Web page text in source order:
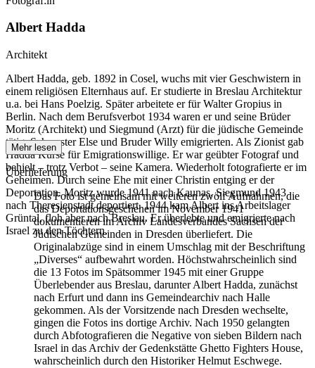
Albert Hadda
Architekt
Albert Hadda, geb. 1892 in Cosel, wuchs mit vier Geschwistern in
einem religiösen Elternhaus auf. Er studierte in Breslau Architektur
u.a. bei Hans Poelzig. Später arbeitete er für Walter Gropius in
Berlin. Nach dem Berufsverbot 1934 waren er und seine Brüder
Moritz (Architekt) und Siegmund (Arzt) für die jüdische Gemeinde
tätig. Schwester Else und Bruder Willy emigrierten. Als Zionist gab
Hadda Kurse für Emigrationswillige. Er war geübter Fotograf und
behielt – trotz Verbot – seine Kamera. Wiederholt fotografierte er im
Geheimen. Durch seine Ehe mit einer Christin entging er der
Deportation. Moritz wurde 1941 nach Kaunas, Siegmund 1943
nach Theresienstadt deportiert. 1944 kam Albert ins Arbeitslager
Grüntal, floh aber nach Breslau. Er überlebte und emigrierte nach
Israel zu den Töchtern.
Mehr lesen
Überlieferung
Das Foto ist gemeinsam mit weiteren zwölf Aufnahmen, die
das Deportationsgeschehen im November 1941
dokumentieren im Archiv Landesverbandes Sachsen der
Jüdischen Gemeinden in Dresden überliefert. Die
Originalabzüge sind in einem Umschlag mit der Beschriftung
„Diverses“ aufbewahrt worden. Höchstwahrscheinlich sind
die 13 Fotos im Spätsommer 1945 mit einer Gruppe
Überlebender aus Breslau, darunter Albert Hadda, zunächst
nach Erfurt und dann ins Gemeindearchiv nach Halle
gekommen. Als der Vorsitzende nach Dresden wechselte,
gingen die Fotos ins dortige Archiv. Nach 1950 gelangten
durch Abfotografieren die Negative von sieben Bildern nach
Israel in das Archiv der Gedenkstätte Ghetto Fighters House,
wahrscheinlich durch den Historiker Helmut Eschwege.